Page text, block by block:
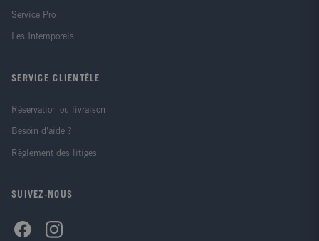
Service Pro
Les Intemporels
SERVICE CLIENTÈLE
Réservation ou livraison
Besoin d'aide ?
Règlement des litiges
SUIVEZ-NOUS